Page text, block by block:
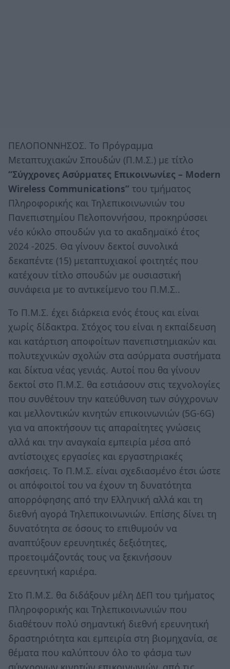
ΠΕΛΟΠΟΝΝΗΣΟΣ. To Πρόγραμμα
Μεταπτυχιακών Σπουδών (Π.Μ.Σ.) με τίτλο
“Σύγχρονες Ασύρματες Επικοινωνίες – Modern
Wireless Communications” του τμήματος
Πληροφορικής και Τηλεπικοινωνιών του
Πανεπιστημίου Πελοποννήσου, προκηρύσσει
νέο κύκλο σπουδών για το ακαδημαϊκό έτος
2024 -2025. Θα γίνουν δεκτοί συνολικά
δεκαπέντε (15) μεταπτυχιακοί φοιτητές που
κατέχουν τίτλο σπουδών με ουσιαστική
συνάφεια με το αντικείμενο του Π.Μ.Σ..
Το Π.Μ.Σ. έχει διάρκεια ενός έτους και είναι
χωρίς δίδακτρα. Στόχος του είναι η εκπαίδευση
και κατάρτιση αποφοίτων πανεπιστημιακών και
πολυτεχνικών σχολών στα ασύρματα συστήματα
και δίκτυα νέας γενιάς. Αυτοί που θα γίνουν
δεκτοί στο Π.Μ.Σ. θα εστιάσουν στις τεχνολογίες
που συνθέτουν την κατεύθυνση των σύγχρονων
και μελλοντικών κινητών επικοινωνιών (5G-6G)
για να αποκτήσουν τις απαραίτητες γνώσεις
αλλά και την αναγκαία εμπειρία μέσα από
αντίστοιχες εργασίες και εργαστηριακές
ασκήσεις. Το Π.Μ.Σ. είναι σχεδιασμένο έτσι ώστε
οι απόφοιτοί του να έχουν τη δυνατότητα
απορρόφησης από την Ελληνική αλλά και τη
διεθνή αγορά Τηλεπικοινωνιών. Επίσης δίνει τη
δυνατότητα σε όσους το επιθυμούν να
αναπτύξουν ερευνητικές δεξιότητες,
προετοιμάζοντάς τους να ξεκινήσουν
ερευνητική καριέρα.
Στο Π.Μ.Σ. θα διδάξουν μέλη ΔΕΠ του τμήματος
Πληροφορικής και Τηλεπικοινωνιών που
διαθέτουν πολύ σημαντική διεθνή ερευνητική
δραστηριότητα και εμπειρία στη βιομηχανία, σε
θέματα που καλύπτουν όλο το φάσμα των